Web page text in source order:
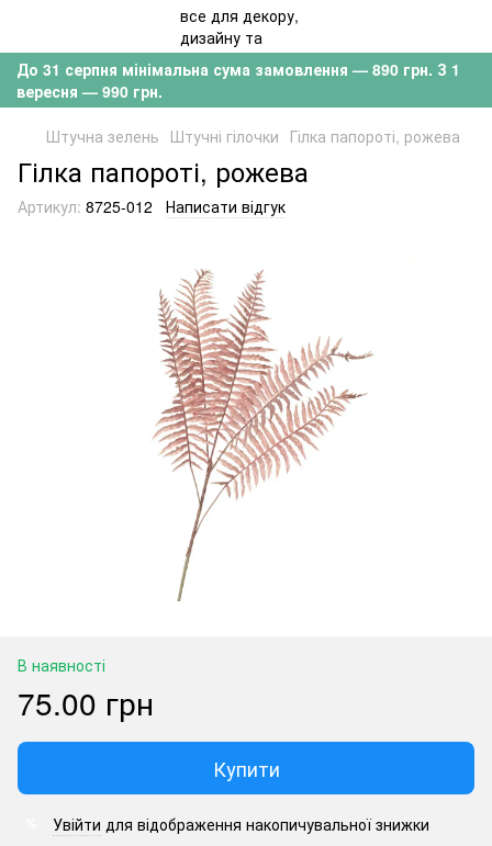
До 31 серпня мінімальна сума замовлення — 890 грн. З 1
вересня — 990 грн.
Штучна зелень Штучні гілочки Гілка папороті, рожева
Гілка папороті, рожева
Артикул: 8725-012 Написати відгук
В наявності
75.00 грн
Купити
Увійти для відображення накопичувальної знижки